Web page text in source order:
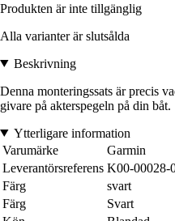
Produkten är inte tillgänglig
Alla varianter är slutsålda
Beskrivning
Denna monteringssats är precis
givare på akterspegeln på din båt.
Ytterligare information
Varumärke
Garmin
Leverantörsreferens K00-00028-
Färg
svart
Färg
Svart